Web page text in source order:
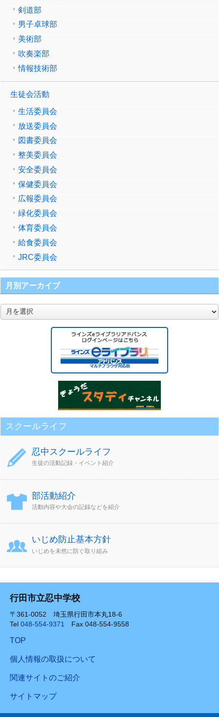
剣道部
男子卓球部
美術部
吹奏楽部
情報技術部
生徒会活動
生活委員会
放送委員会
図書委員会
整美委員会
安全委員会
保健委員会
広報委員会
緑化委員会
体育委員会
給食委員会
JRC委員会
月別アーカイブ
月
別
スクールライフ
忍中スクールライフ
生徒の活動記録・イベント紹介
部活動紹介
活動内容や大会の記録などを紹介
いじめ防止基本方針
いじめを未然に防ぐ取り組み
行田市立忍中学校
〒361-0052 埼玉県行田市本丸18-6
Tel 048-554-9371 Fax 048-554-9558
TOP
個人情報の取扱について
関連サイトのご紹介
サイトマップ